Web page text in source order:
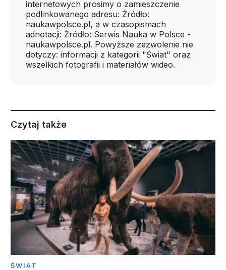
internetowych prosimy o zamieszczenie
podlinkowanego adresu: Źródło:
naukawpolsce.pl, a w czasopismach
adnotacji: Źródło: Serwis Nauka w Polsce -
naukawpolsce.pl. Powyższe zezwolenie nie
dotyczy: informacji z kategorii "Świat" oraz
wszelkich fotografii i materiałów wideo.
Czytaj także
ŚWIAT